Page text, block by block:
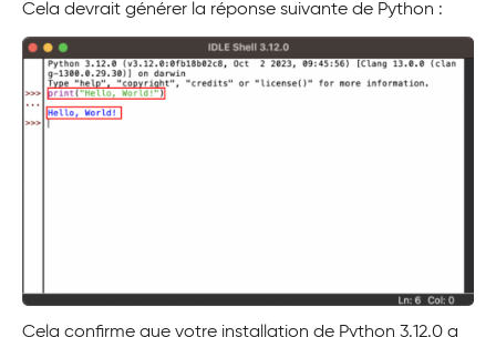
Cela devrait générer la réponse suivante de Python :
Cela confirme que votre installation de Python 3.12.0 a